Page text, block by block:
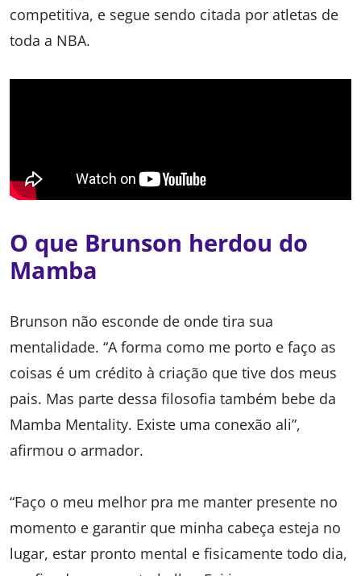
competitiva, e segue sendo citada por atletas de
toda a NBA.
O que Brunson herdou do
Mamba
Brunson não esconde de onde tira sua
mentalidade. “A forma como me porto e faço as
coisas é um crédito à criação que tive dos meus
pais. Mas parte dessa filosofia também bebe da
Mamba Mentality. Existe uma conexão ali”,
afirmou o armador.
“Faço o meu melhor pra me manter presente no
momento e garantir que minha cabeça esteja no
lugar, estar pronto mental e fisicamente todo dia,